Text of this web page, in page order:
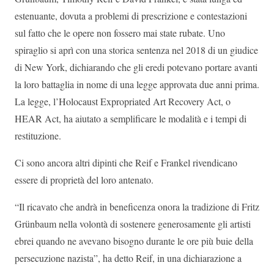
estenuante, dovuta a problemi di prescrizione e contestazioni
sul fatto che le opere non fossero mai state rubate. Uno
spiraglio si aprì con una storica sentenza nel 2018 di un giudice
di New York, dichiarando che gli eredi potevano portare avanti
la loro battaglia in nome di una legge approvata due anni prima.
La legge, l’Holocaust Expropriated Art Recovery Act, o
HEAR Act, ha aiutato a semplificare le modalità e i tempi di
restituzione.
Ci sono ancora altri dipinti che Reif e Frankel rivendicano
essere di proprietà del loro antenato.
“Il ricavato che andrà in beneficenza onora la tradizione di Fritz
Grünbaum nella volontà di sostenere generosamente gli artisti
ebrei quando ne avevano bisogno durante le ore più buie della
persecuzione nazista”, ha detto Reif, in una dichiarazione a